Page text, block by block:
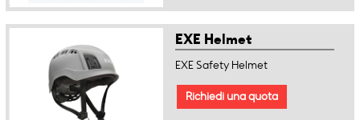
EXE Helmet
EXE Safety Helmet
Richiedi una quota